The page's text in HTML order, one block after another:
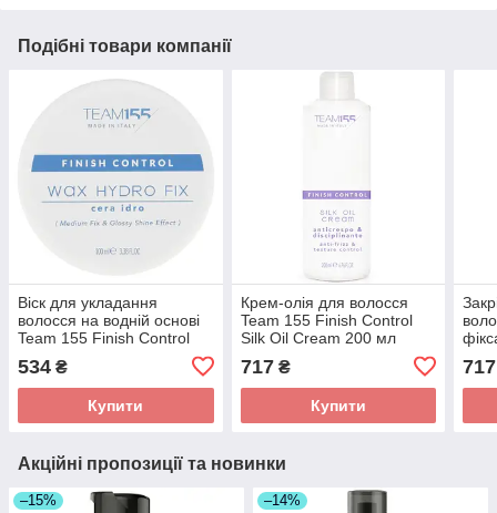
Подібні товари компанії
Віск для укладання
волосся на водній основі
Team 155 Finish Control
100мл
534 ₴
Купити
Крем-олія для волосся
Team 155 Finish Control
Silk Oil Cream 200 мл
717₴
Купити
717
Акційні пропозиції та новинки
–15% –14%